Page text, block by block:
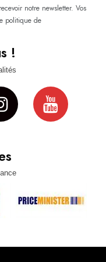
!
notre newsletter. Vos
politique de